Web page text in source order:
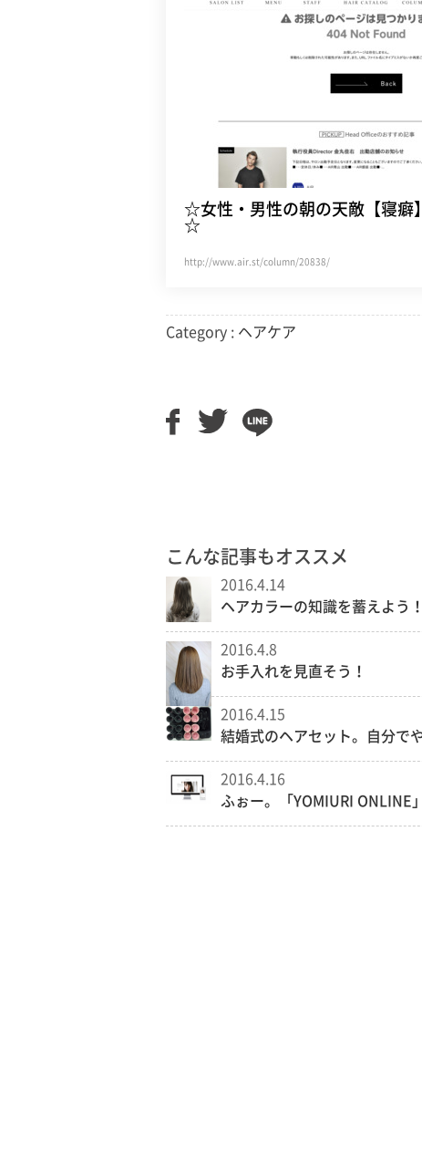
☆女性・男性の朝の天敵【寝癖
☆
http://www.air.st/column/20838/
Category : ヘアケア
こんな記事もオススメ
2016.4.14
ヘアカラーの知識を蓄えよう！
2016.4.8
お手入れを見直そう！
2016.4.15
結婚式のヘアセット。自分で
2016.4.16
ふぉー。「YOMIURI ONLINE